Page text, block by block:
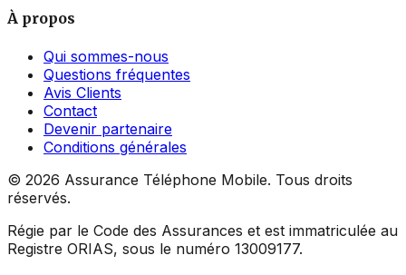
À propos
Qui sommes-nous
Questions fréquentes
Avis Clients
Contact
Devenir partenaire
Conditions générales
© 2026 Assurance Téléphone Mobile. Tous droits
réservés.
Régie par le Code des Assurances et est immatriculée au
Registre ORIAS, sous le numéro 13009177.